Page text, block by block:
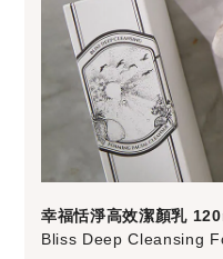
幸福恬淨高效潔顏乳
Bliss Deep Cleansing